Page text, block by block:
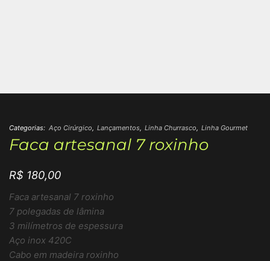
Categorias: Aço Cirúrgico, Lançamentos, Linha Churrasco, Linha Gourmet
Faca artesanal 7 roxinho
R$ 180,00
Faca artesanal 7 roxinho
7 polegadas de lâmina
3 milímetros de espessura
Aço inox 420C
Cabo em madeira roxinho